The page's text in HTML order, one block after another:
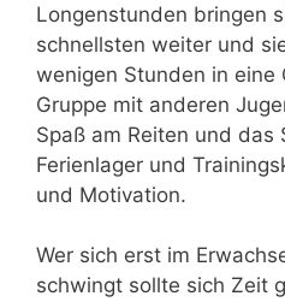
Longenstunden bringen
schnellsten weiter und
wenigen Stunden in eine
Gruppe mit anderen
Spaß am Reiten und
Ferienlager und
und Motivation.
Wer sich erst im
schwingt sollte sich Zeit